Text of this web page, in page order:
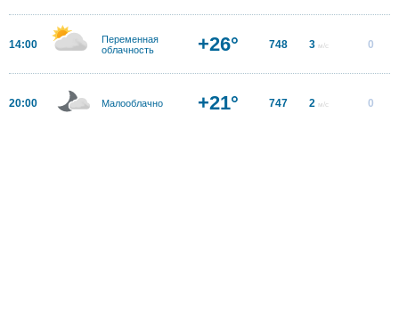
14:00
Переменная
облачность
+26° 748 3 м/с 0
20:00 Малооблачно +21° 747 2 м/с 0